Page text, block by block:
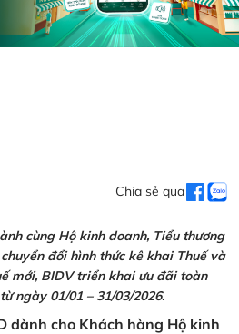
Chia sẻ qua
cùng Hộ kinh doanh, Tiểu thương
đổi hình thức kê khai Thuế và
mới, BIDV triển khai ưu đãi toàn
ngày 01/01 – 31/03/2026.
dành cho Khách hàng Hộ kinh